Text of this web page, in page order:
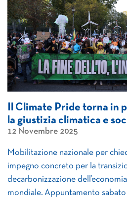
Il Climate Pride torna in
la giustizia climatica e
12 Novembre 2025
Mobilitazione nazionale per
impegno concreto per la
decarbonizzazione dell’economia
mondiale. Appuntamento